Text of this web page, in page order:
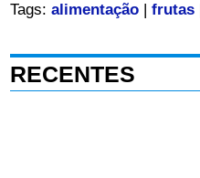
Tags: alimentação| frutas
RECENTES